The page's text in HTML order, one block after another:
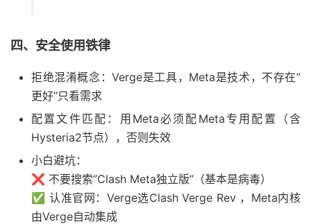
四、安全使用铁律
拒绝混淆概念：Verge是工具，Meta是技术，不存在”
更好”只看需求
配置文件匹配：用Meta必须配Meta专用配置（含
Hysteria2节点），否则失效
小白避坑：
❌ 不要搜索”Clash Meta独立版”（基本是病毒）
✅ 认准官网：Verge选Clash Verge Rev ，Meta内核
由Verge自动集成